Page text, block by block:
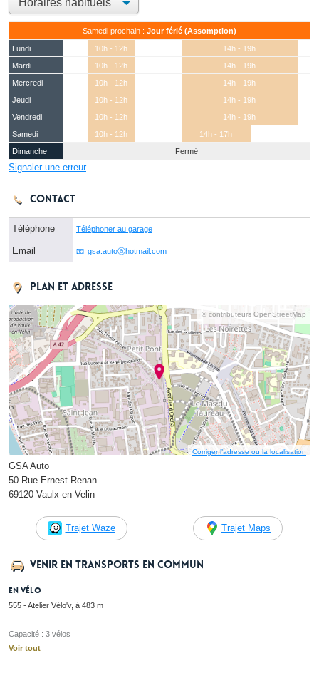
Samedi prochain : Jour férié (Assomption)
Lundi 10h - 12h
14h - 19h
Mardi
10h - 12h
14h - 19h
Mercredi
10h - 12h
14h - 19h
Jeudi
10h - 12h
14h - 19h
Vendredi
10h - 12h
14h - 19h
Samedi
10h - 12h
14h - 17h
Dimanche
Fermé
Signaler une erreur
Contact
Téléphone Téléphoner au garage
Email gsa.autoⓐhotmail.com
Plan et adresse
© contributeurs OpenStreetMap
Corriger l’adresse ou la localisation
GSA Auto
50 Rue Ernest Renan
69120 Vaulx-en-Velin
Trajet Waze Trajet Maps
Venir en transports en commun
En vélo
555 - Atelier Vélo'v, à 483 m
Capacité : 3 vélos
Voir tout